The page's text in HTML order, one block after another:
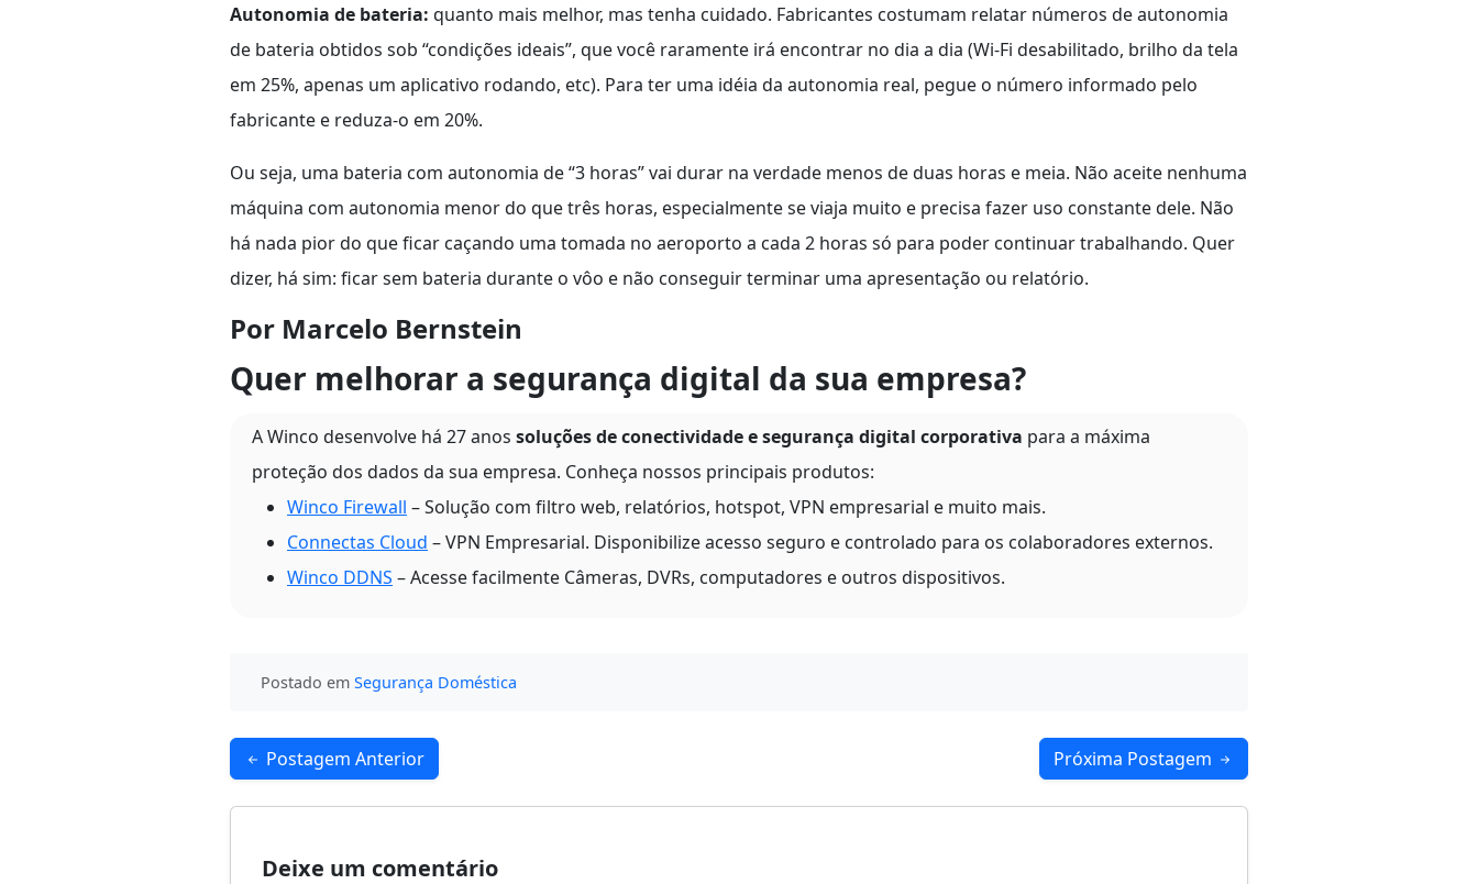
Autonomia de bateria: quanto mais melhor, mas tenha cuidado. Fabricantes costumam relatar números de autonomia
de bateria obtidos sob “condições ideais”, que você raramente irá encontrar no dia a dia (Wi-Fi desabilitado, brilho da tela
em 25%, apenas um aplicativo rodando, etc). Para ter uma idéia da autonomia real, pegue o número informado pelo
fabricante e reduza-o em 20%.
Ou seja, uma bateria com autonomia de “3 horas” vai durar na verdade menos de duas horas e meia. Não aceite nenhuma
máquina com autonomia menor do que três horas, especialmente se viaja muito e precisa fazer uso constante dele. Não
há nada pior do que ficar caçando uma tomada no aeroporto a cada 2 horas só para poder continuar trabalhando. Quer
dizer, há sim: ficar sem bateria durante o vôo e não conseguir terminar uma apresentação ou relatório.
Por Marcelo Bernstein
Quer melhorar a segurança digital da sua empresa?
A Winco desenvolve há 27 anos soluções de conectividade e segurança digital corporativa para a máxima
proteção dos dados da sua empresa. Conheça nossos principais produtos:
Winco Firewall – Solução com filtro web, relatórios, hotspot, VPN empresarial e muito mais.
Connectas Cloud – VPN Empresarial. Disponibilize acesso seguro e controlado para os colaboradores externos.
Winco DDNS – Acesse facilmente Câmeras, DVRs, computadores e outros dispositivos.
Postado em Segurança Doméstica
Navegação
de
Postagem Anterior Próxima Postagem
Deixe um comentário